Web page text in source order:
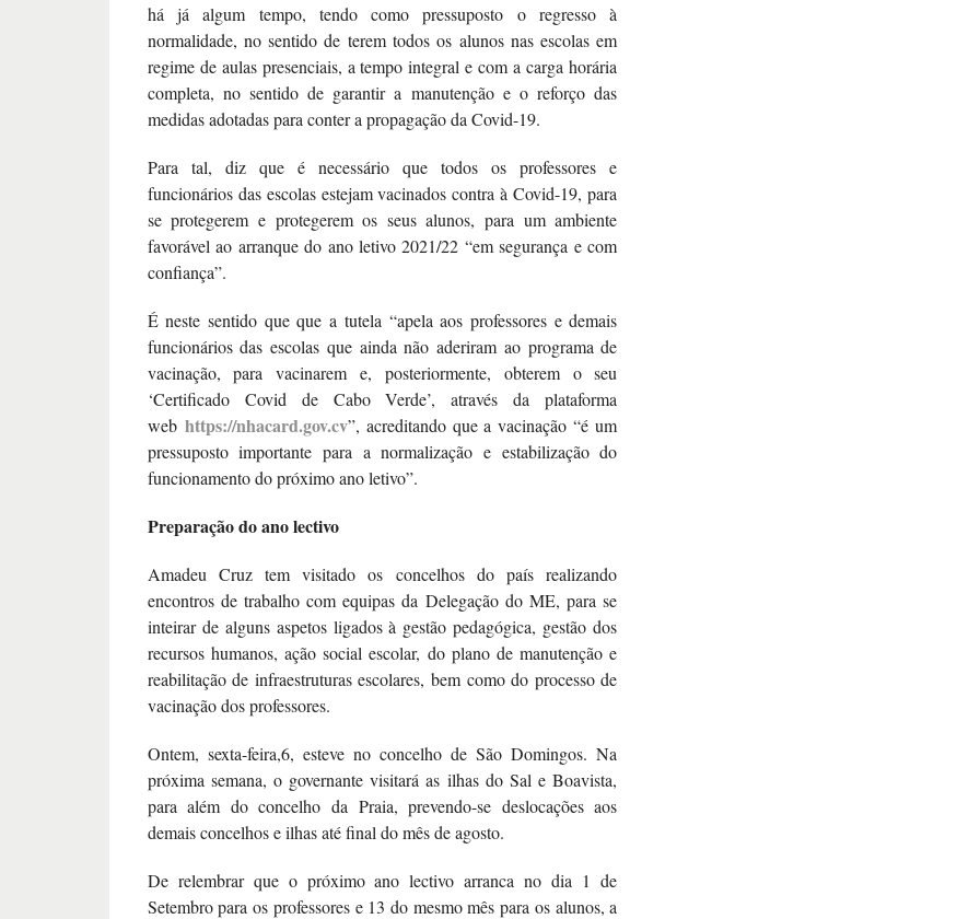
há já algum tempo, tendo como pressuposto o regresso à
normalidade, no sentido de terem todos os alunos nas escolas em
regime de aulas presenciais, a tempo integral e com a carga horária
completa, no sentido de garantir a manutenção e o reforço das
medidas adotadas para conter a propagação da Covid-19.
Para tal, diz que é necessário que todos os professores e
funcionários das escolas estejam vacinados contra à Covid-19, para
se protegerem e protegerem os seus alunos, para um ambiente
favorável ao arranque do ano letivo 2021/22 “em segurança e com
confiança”.
É neste sentido que que a tutela “apela aos professores e demais
funcionários das escolas que ainda não aderiram ao programa de
vacinação, para vacinarem e, posteriormente, obterem o seu
‘Certificado Covid de Cabo Verde’, através da plataforma
web https://nhacard.gov.cv”, acreditando que a vacinação “é um
pressuposto importante para a normalização e estabilização do
funcionamento do próximo ano letivo”.
Preparação do ano lectivo
Amadeu Cruz tem visitado os concelhos do país realizando
encontros de trabalho com equipas da Delegação do ME, para se
inteirar de alguns aspetos ligados à gestão pedagógica, gestão dos
recursos humanos, ação social escolar, do plano de manutenção e
reabilitação de infraestruturas escolares, bem como do processo de
vacinação dos professores.
Ontem, sexta-feira,6, esteve no concelho de São Domingos. Na
próxima semana, o governante visitará as ilhas do Sal e Boavista,
para além do concelho da Praia, prevendo-se deslocações aos
demais concelhos e ilhas até final do mês de agosto.
De relembrar que o próximo ano lectivo arranca no dia 1 de
Setembro para os professores e 13 do mesmo mês para os alunos, a